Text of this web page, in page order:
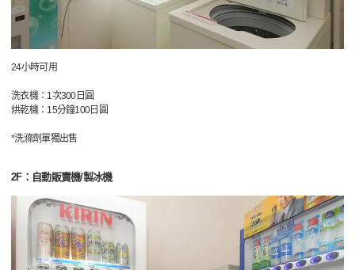
24小時可用
洗衣機：1次300日圓
烘乾機：15分鐘100日圓
*洗滌劑單獨出售
2F：自動販賣機/製冰機